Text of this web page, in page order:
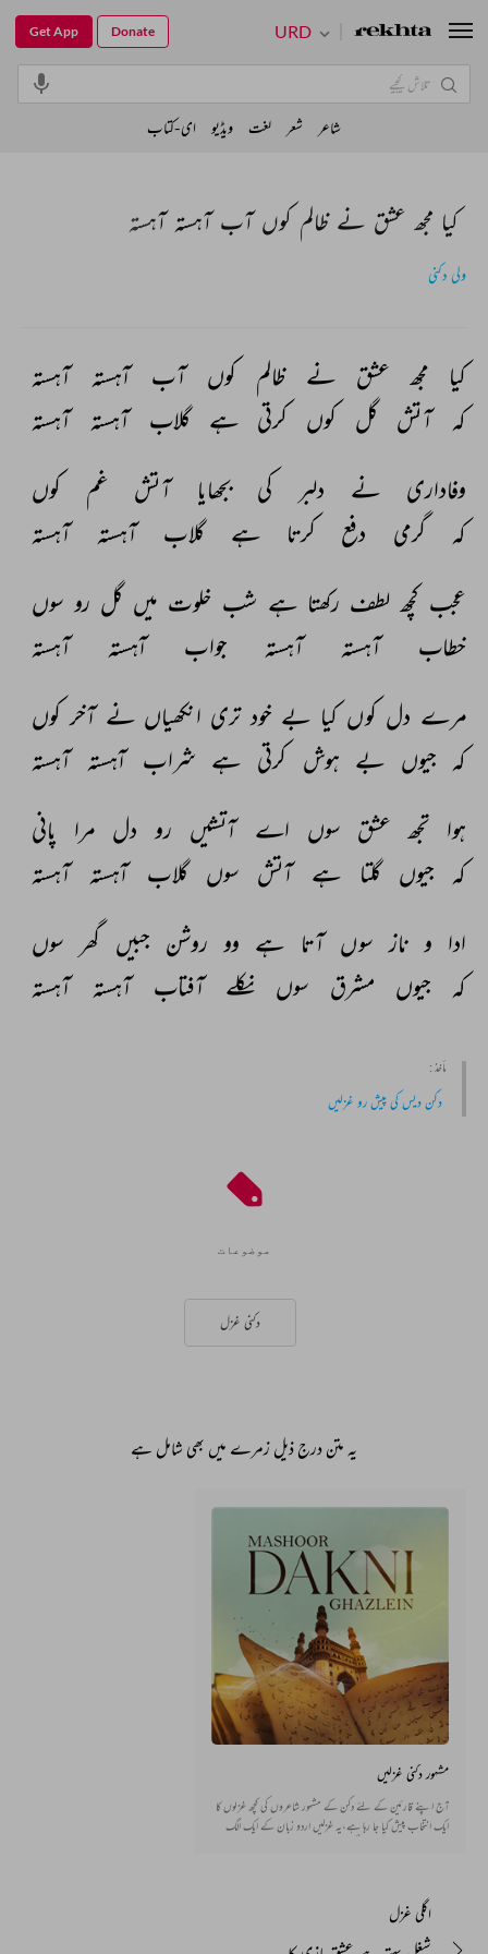
کیا مجھ عشق نے ظالم کوں آب آہستہ آہستہ
ولی دکنی
کیا مجھ عشق نے ظالم کوں آب آہستہ
آہستہ
کہ
آتش گل کوں کرتی ہے گلاب آہستہ آہستہ
وفاداری نے دلبر کی بجھایا آتش غم
کوں
کہ
گرمی دفع کرتا ہے گلاب آہستہ آہستہ
عجب کچھ لطف رکھتا ہے شب خلوت میں گل رو سوں
خطاب
آہستہ آہستہ جواب آہستہ آہستہ
مرے دل کوں کیا بے خود تری انکھیاں نے آخر کوں
کہ جیوں بے ہوش کرتی ہے شراب آہستہ آہستہ
ہوا تجھ عشق سوں اے آتشیں رو دل مرا
پانی
کہ جیوں گلتا ہے آتش سوں گلاب آہستہ آہستہ
ادا و ناز سوں آتا ہے وو روشن جبیں گھر سوں
کہ
جیوں مشرق سوں نکلے آفتاب آہستہ آہستہ
مأخذ :
دکن دیس کی پیش رو غزلیں
موضوعات
دکنی غزل
یہ متن درج ذیل زمرے میں بھی شامل ہے
مشہور دکنی غزلیں
آج اپنے قارئین کے لئے دکن کے مشہور شاعروں کی کچھ غزلوں کا
ایک انتخاب پیش کیا جا رہا ہے،یہ غزلیں اردو زبان کے ایک الگ
اگلی غزل
URD
Get App Donate
شاعر شعر لغت ویڈیو ای-کتاب